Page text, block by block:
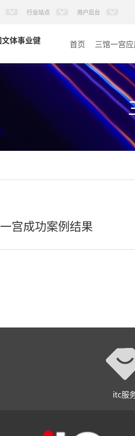
行业站点 用户后台
体事业健
首页 三馆一宫
宫成功案例结果
itc服